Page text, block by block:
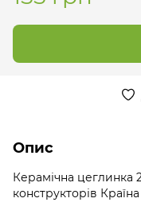
Опис
Керамічна цеглинка
конструкторів